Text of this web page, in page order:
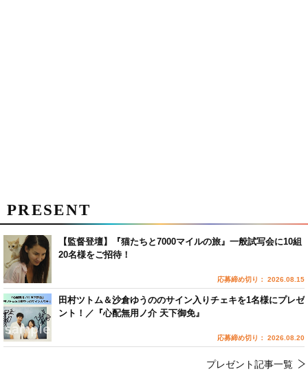
PRESENT
【監督登壇】『猫たちと7000マイルの旅』一般試写会に10組
20名様をご招待！
応募締め切り： 2026.08.15
田村ツトム＆沙倉ゆうののサイン入りチェキを1名様にプレゼ
ント！／『心配無用ノ介 天下御免』
応募締め切り： 2026.08.20
プレゼント記事一覧